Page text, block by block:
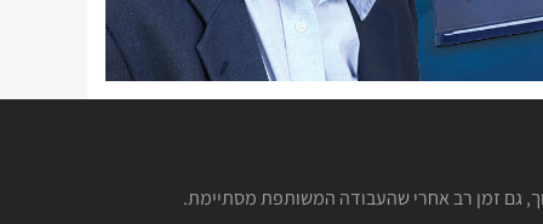
גם זמן רב אחרי שהעבודה המשותפת מסתיימת.